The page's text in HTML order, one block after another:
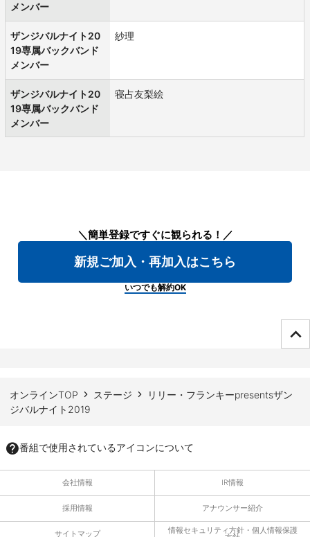
メンバー
ザンジバルナイト20
19専属バックバンド
メンバー
紗理
ザンジバルナイト20
19専属バックバンド
メンバー
寝占友梨絵
＼簡単登録ですぐに観られる！／
新規ご加入・再加入はこちら
いつでも解約OK
オンラインTOP ステージ
リリー・フランキーpresentsザン
ジバルナイト2019
番組で使用されているアイコンについて
会社情報 IR情報
採用情報 アナウンサー紹介
サイトマップ 情報セキュリティ方針・個人情報保護